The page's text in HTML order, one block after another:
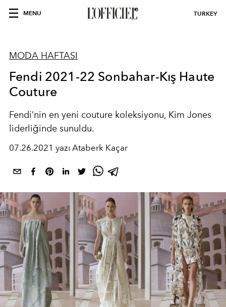
MENU TURKEY
MODA HAFTASI
Fendi 2021-22 Sonbahar-Kış Haute
Couture
Fendi’nin en yeni couture koleksiyonu, Kim Jones
liderliğinde sunuldu.
07.26.2021 yazı Ataberk Kaçar